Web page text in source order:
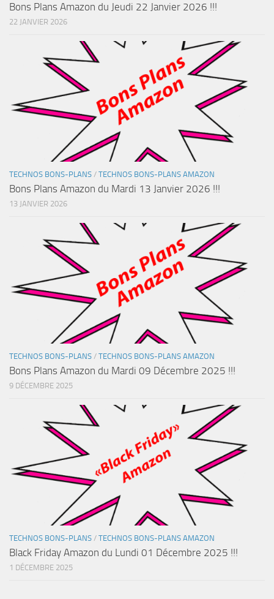
Bons Plans Amazon du Jeudi 22 Janvier 2026 !!!
22 JANVIER 2026
TECHNOS BONS-PLANS / TECHNOS BONS-PLANS AMAZON
Bons Plans Amazon du Mardi 13 Janvier 2026 !!!
13 JANVIER 2026
TECHNOS BONS-PLANS / TECHNOS BONS-PLANS AMAZON
Bons Plans Amazon du Mardi 09 Décembre 2025 !!!
9 DÉCEMBRE 2025
TECHNOS BONS-PLANS / TECHNOS BONS-PLANS AMAZON
Black Friday Amazon du Lundi 01 Décembre 2025 !!!
1 DÉCEMBRE 2025